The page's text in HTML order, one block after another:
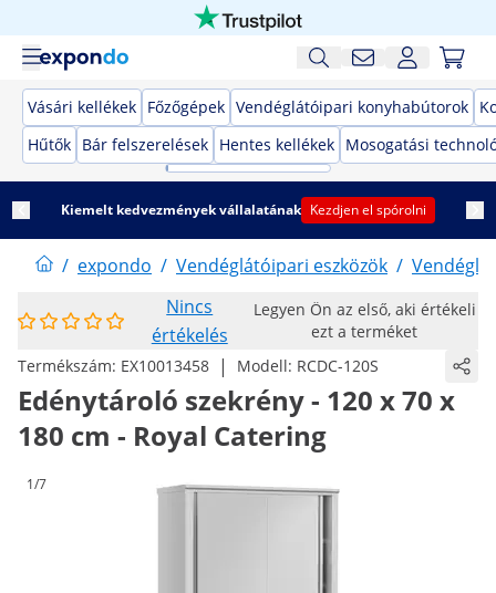
Vásári kellékek Főzőgépek Vendéglátóipari konyhabútorok
Hűtők Bár felszerelések Hentes kellékek Mosogatási
Kiemelt kedvezmények vállalatának Kezdjen el spórolni
/ expondo / Vendéglátóipari eszközök /
Nincs
értékelés
Legyen Ön az első, aki értékeli
ezt a terméket
Termékszám: EX10013458 | Modell: RCDC-120S
Edénytároló szekrény - 120 x 70 x
180 cm - Royal Catering
1/7